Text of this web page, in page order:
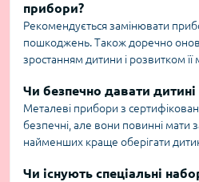
прибори?
Рекомендується замінювати
пошкоджень. Також доречно
зростанням дитини і розвитком її
Чи безпечно давати
Металеві прибори з
безпечні, але вони повинні мати
найменших краще оберігати
Чи існують спеціальні